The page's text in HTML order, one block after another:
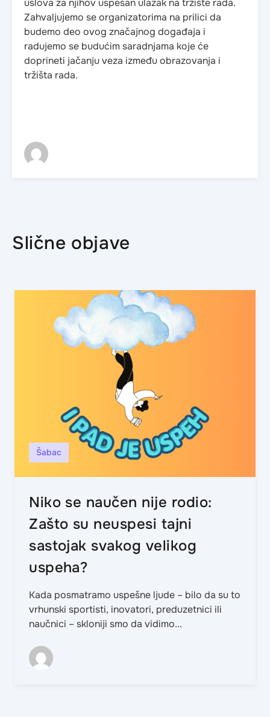
Zahvaljujemo se organizatorima na prilici da
budemo deo ovog značajnog događaja i
radujemo se budućim saradnjama koje će
doprineti jačanju veza između obrazovanja i
tržišta rada.
Slične objave
Šabac
Niko se naučen nije rodio:
Zašto su neuspesi tajni
sastojak svakog velikog
uspeha?
Kada posmatramo uspešne ljude – bilo da su to
vrhunski sportisti, inovatori, preduzetnici ili
naučnici – skloniji smo da vidimo...